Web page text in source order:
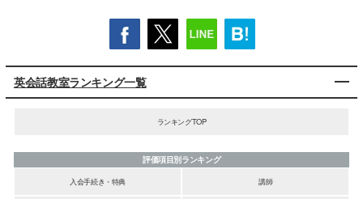
英会話教室ランキング一覧
ランキングTOP
評価項目別ランキング
入会手続き・特典
講師